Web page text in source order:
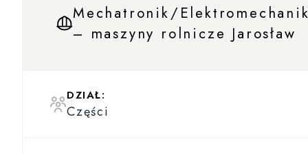
Mechatronik/
– maszyny rolnicze Jarosław
DZIAŁ:
Części